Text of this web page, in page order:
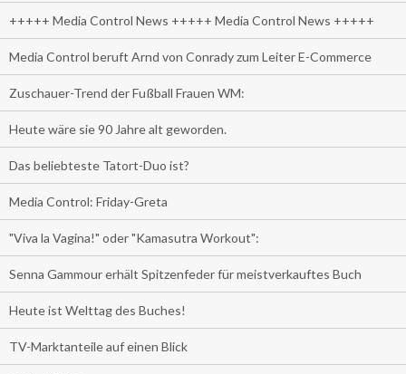
+++++ Media Control News +++++ Media Control News +++++
Media Control beruft Arnd von Conrady zum Leiter E-Commerce
Zuschauer-Trend der Fußball Frauen WM:
Heute wäre sie 90 Jahre alt geworden.
Das beliebteste Tatort-Duo ist?
Media Control: Friday-Greta
"Viva la Vagina!" oder "Kamasutra Workout":
Senna Gammour erhält Spitzenfeder für meistverkauftes Buch
Heute ist Welttag des Buches!
TV-Marktanteile auf einen Blick